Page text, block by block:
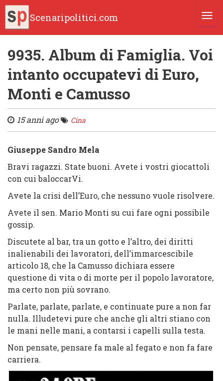
Scenaripolitici.com
9935. Album di Famiglia. Voi
intanto occupatevi di Euro,
Monti e Camusso
15 anni ago Cina
Giuseppe Sandro Mela
Bravi ragazzi. State buoni. Avete i vostri giocattoli
con cui baloccarVi.
Avete la crisi dell’Euro, che nessuno vuole risolvere.
Avete il sen. Mario Monti su cui fare ogni possibile
gossip.
Discutete al bar, tra un gotto e l’altro, dei diritti
inalienabili dei lavoratori, dell’immarcescibile
articolo 18, che la Camusso dichiara essere
questione di vita o di morte per il popolo lavoratore,
ma certo non più sovrano.
Parlate, parlate, parlate, e continuate pure a non far
nulla. Illudetevi pure che anche gli altri stiano con
le mani nelle mani, a contarsi i capelli sulla testa.
Non pensate, pensare fa male al fegato e non fa fare
carriera.